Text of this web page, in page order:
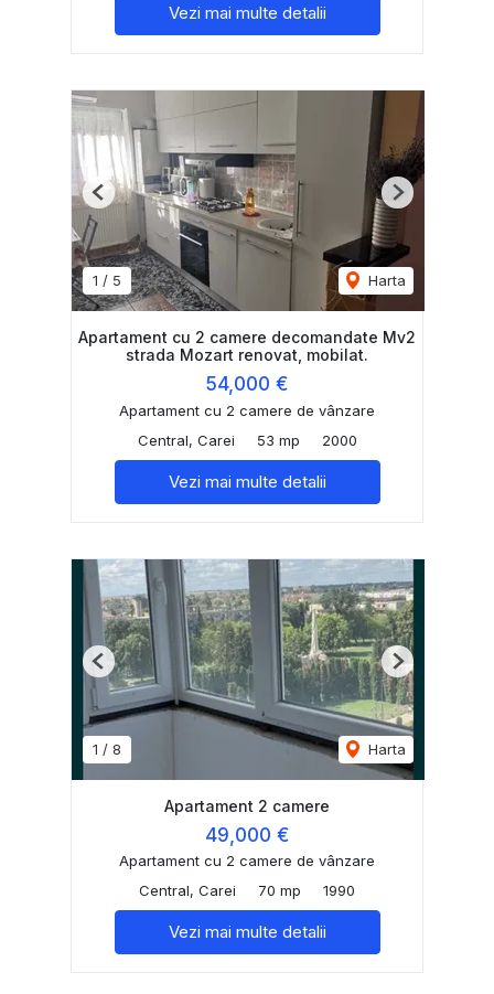
Vezi mai multe detalii
1 / 5 Harta
Previous Next
Apartament cu 2 camere decomandate Mv2
strada Mozart renovat, mobilat.
54,000 €
Apartament cu 2 camere de vânzare
Central, Carei
53 mp 2000
Vezi mai multe detalii
1 / 8 Harta
Previous Next
Apartament 2 camere
49,000 €
Apartament cu 2 camere de vânzare
Central, Carei
70 mp 1990
Vezi mai multe detalii